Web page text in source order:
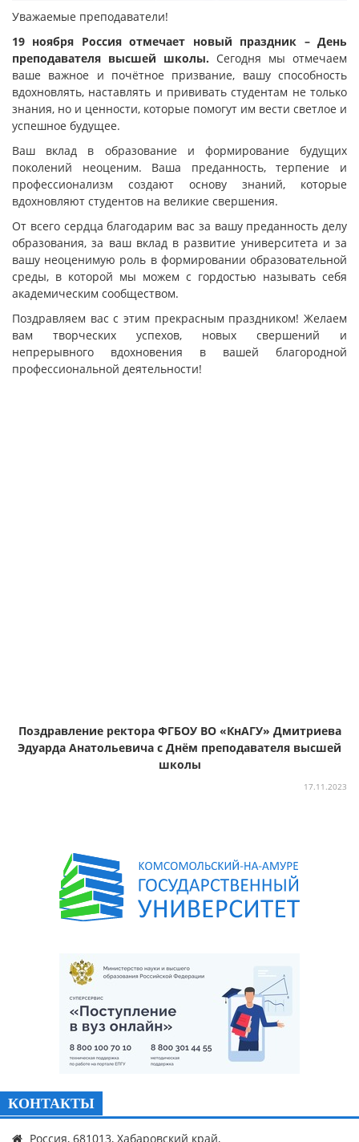
Уважаемые преподаватели!
19 ноября Россия отмечает новый праздник – День
преподавателя высшей школы. Сегодня мы отмечаем
ваше важное и почётное призвание, вашу способность
вдохновлять, наставлять и прививать студентам не только
знания, но и ценности, которые помогут им вести светлое и
успешное будущее.
Ваш вклад в образование и формирование будущих
поколений неоценим. Ваша преданность, терпение и
профессионализм создают основу знаний, которые
вдохновляют студентов на великие свершения.
От всего сердца благодарим вас за вашу преданность делу
образования, за ваш вклад в развитие университета и за
вашу неоценимую роль в формировании образовательной
среды, в которой мы можем с гордостью называть себя
академическим сообществом.
Поздравляем вас с этим прекрасным праздником! Желаем
вам творческих успехов, новых свершений и
непрерывного вдохновения в вашей благородной
профессиональной деятельности!
Поздравление ректора ФГБОУ ВО «КнАГУ» Дмитриева
Эдуарда Анатольевича с Днём преподавателя высшей
школы
17.11.2023
КОНТАКТЫ
Россия, 681013, Хабаровский край,